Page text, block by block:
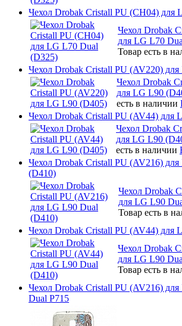
Чехол Drobak Cristall PU (CH04) для
Чехол Drobak
для LG L70
Товар есть в
Чехол Drobak Cristall PU (AV220)
Чехол Drobak
для LG L90
есть в наличии
Чехол Drobak Cristall PU (AV44) для
Чехол Drobak
для LG L90
есть в наличии
Чехол Drobak Cristall PU (AV216)
(D410)
Чехол Drobak
для LG L90
Товар есть в
Чехол Drobak Cristall PU (AV44) для
Чехол Drobak
для LG L90
Товар есть в
Чехол Drobak Cristall PU (AV216)
Dual P715